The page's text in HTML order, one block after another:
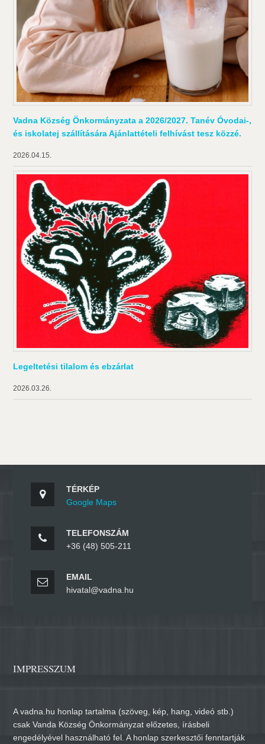
Vadna Község Önkormányzata a 2026/2027. Tanév Óvodai-,
és iskolatej szállítására Ajánlattételi felhívást tesz közzé.
2026.04.15.
Legeltetési tilalom és ebzárlat
2026.03.26.
TÉRKÉP
Google Maps
TELEFONSZÁM
+36 (48) 505-211
EMAIL
hivatal@vadna.hu
IMPRESSZUM
A vadna.hu honlap tartalma (szöveg, kép, hang, videó stb.)
csak Vanda Község Önkormányzat előzetes, írásbeli
engedélyével használható fel. A honlap szerkesztői fenntartják